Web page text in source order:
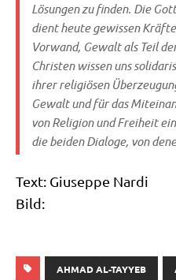
Lösun­gen zu fin­den. Die
dient heu­te gewis­sen
Vor­wand, Gewalt als Teil
Chri­sten wis­sen uns
ihrer reli­giö­sen
Gewalt und für das
von Reli­gi­on und Frei­heit
die bei­den Dia­lo­ge, von
Text: Giu­sep­pe Nardi
Bild:
AHMAD AL-TAYYEB